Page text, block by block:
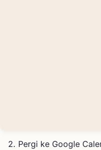
2. Pergi ke Google